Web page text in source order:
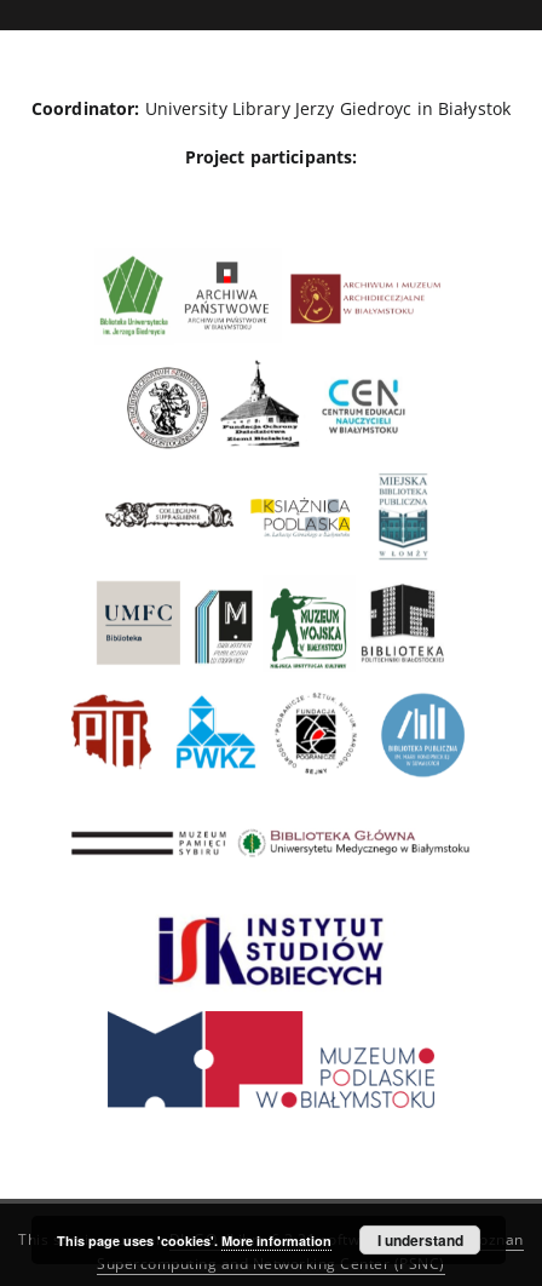
Coordinator: University Library Jerzy Giedroyc in Białystok
Project participants:
This service runs onDInGO dLibra 6.3.21software created by
Poznan
Supercomputing and Networking Center (PSNC)
This page uses 'cookies'. More information I understand